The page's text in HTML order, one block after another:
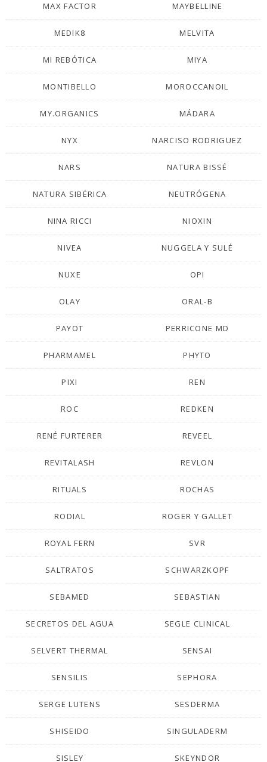
MAX FACTOR MAYBELLINE
MEDIK8 MELVITA
MI REBÓTICA MIYA
MONTIBELLO MOROCCANOIL
MY.ORGANICS MÁDARA
NYX NARCISO RODRIGUEZ
NARS NATURA BISSÉ
NATURA SIBÉRICA NEUTRÓGENA
NINA RICCI NIOXIN
NIVEA NUGGELA Y SULÉ
NUXE OPI
OLAY ORAL-B
PAYOT PERRICONE MD
PHARMAMEL PHYTO
PIXI REN
ROC REDKEN
RENÉ FURTERER REVEEL
REVITALASH REVLON
RITUALS ROCHAS
RODIAL ROGER Y GALLET
ROYAL FERN SVR
SALTRATOS SCHWARZKOPF
SEBAMED SEBASTIAN
SECRETOS DEL AGUA SEGLE CLINICAL
SELVERT THERMAL SENSAI
SENSILIS SEPHORA
SERGE LUTENS SESDERMA
SHISEIDO SINGULADERM
SISLEY SKEYNDOR